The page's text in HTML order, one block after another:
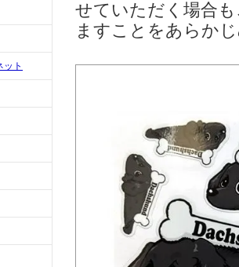
ット
せていただく場合
ますことをあらか